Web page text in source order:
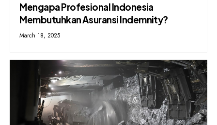
Mengapa Profesional Indonesia
Membutuhkan Asuransi Indemnity?
March 18, 2025